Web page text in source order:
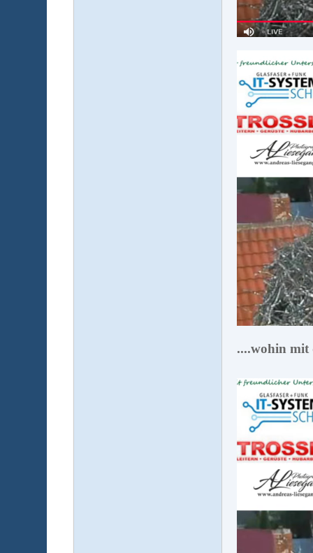
....wohin mit